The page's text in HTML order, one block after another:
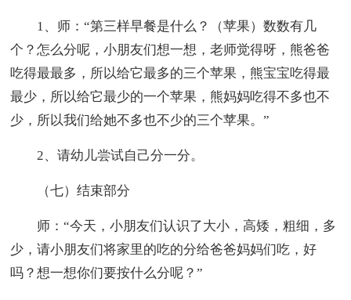
1、师：“第三样早餐是什么？（苹果）数数有几
个？怎么分呢，小朋友们想一想，老师觉得呀，熊爸爸
吃得最最多，所以给它最多的三个苹果，熊宝宝吃得最
最少，所以给它最少的一个苹果，熊妈妈吃得不多也不
少，所以我们给她不多也不少的三个苹果。”
2、请幼儿尝试自己分一分。
（七）结束部分
师：“今天，小朋友们认识了大小，高矮，粗细，多
少，请小朋友们将家里的吃的分给爸爸妈妈们吃，好
吗？想一想你们要按什么分呢？”